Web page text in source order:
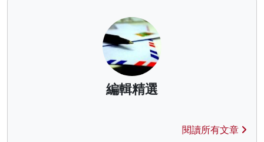
編輯精選
閱讀所有文章